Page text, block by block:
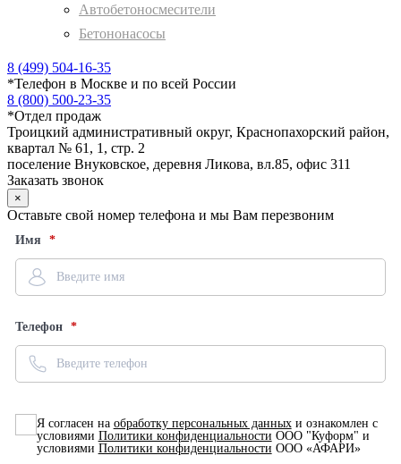
Автобетоносмесители
Бетононасосы
8 (499) 504-16-35
*Телефон в Москве и по всей России
8 (800) 500-23-35
*Отдел продаж
Троицкий административный округ, Краснопахорский район,
квартал № 61, 1, стр. 2
поселение Внуковское, деревня Ликова, вл.85, офис 311
Заказать звонок
×
Оставьте свой номер телефона и мы Вам перезвоним
Имя
Телефон
Я согласен на обработку персональных данныхи ознакомлен с
условиями Политики конфиденциальности ООО "Куформ" и
условиями Политики конфиденциальности ООО «АФАРИ»